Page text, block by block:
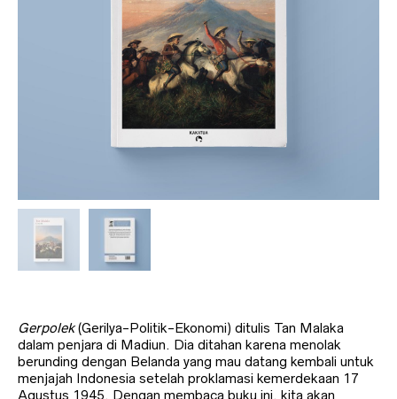
Gerpolek(Gerilya-Politik-Ekonomi) ditulis Tan Malaka
dalam penjara di Madiun. Dia ditahan karena menolak
berunding dengan Belanda yang mau datang kembali untuk
menjajah Indonesia setelah proklamasi kemerdekaan 17
Agustus 1945. Dengan membaca buku ini, kita akan